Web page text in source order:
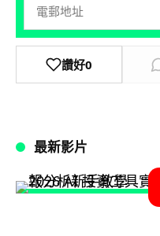
讚好0
最新影片